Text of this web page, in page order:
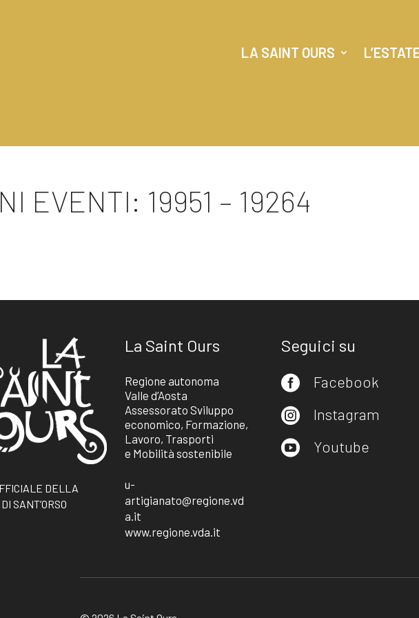
LA SAINT OURS
EVENTI: 19951 – 19264
DELLA
SANT’ORSO
La Saint Ours
Regione autonoma
Valle d’Aosta
Assessorato Sviluppo
economico, Formazione,
Lavoro, Trasporti
e Mobilità sostenibile
u-
artigianato@regione.vd
a.it
www.regione.vda.it
Seguici su
 Facebook
 Instagram
 Youtube